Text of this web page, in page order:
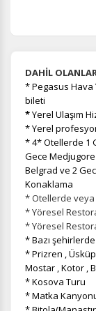
DAHİL
* Pegasus Hava
bileti
*Yerel Ulaşım
* Yerel
* 4* Otellerde 1
Gece
Belgrad ve 2
Konaklama
* Otellerde veya
* Yöresel
* Yöresel
* Bazı
* Prizren ,
Mostar , Kotor ,
* Kosova Turu
* Matka